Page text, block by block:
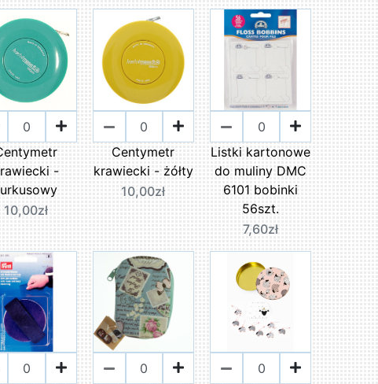
-
10,00zł
Centymetr
krawiecki - żółty
10,00zł
Listki kartonowe
do muliny DMC
6101 bobinki
56szt.
7,60zł